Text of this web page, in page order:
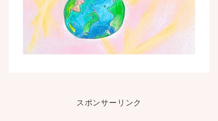
スポンサーリンク